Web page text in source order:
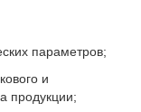
параметров;
и
продукции;